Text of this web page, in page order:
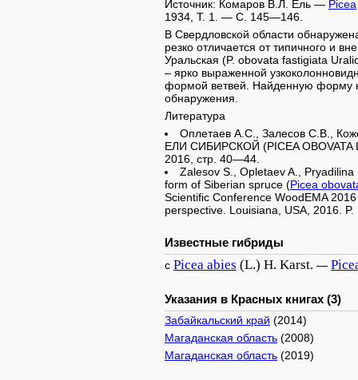
Источник: Комаров В.Л. Ель — Picea
1934, Т. 1. — С. 145—146.
В Свердловской области
резко отличается от типичного и
Уральская (P. obovata fastigiata
– ярко выраженной
формой ветвей. Найденную форму
обнаружения.
Литература
Оплетаев А.С., Залесов С.В.,
ЕЛИ СИБИРСКОЙ (PICEA OBOVATA
2016, стр. 40—44.
Zalesov S., Opletaev A.,
form of Siberian spruce (Picea
Scientific Conference WoodEMA
perspective. Louisiana, USA, 2016.
Известные гибриды
с Picea abies (L.) H. Karst. —
Указания в Красных книгах (3)
Забайкальский край (2014)
Магаданская область (2008)
Магаданская область (2019)